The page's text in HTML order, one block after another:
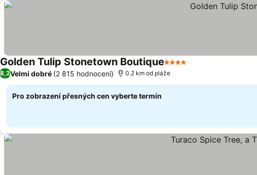
Golden Tulip Stonetown Boutique4 Počet hvězdiček
8,2Velmi dobré (2 815 hodnocení) 0.2 km od pláže
Pro zobrazení přesných cen vyberte termín